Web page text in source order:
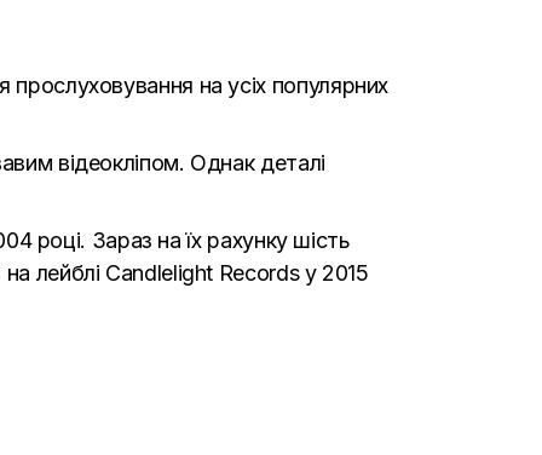
на усіх популярних
відеокліпом. Однак деталі
році. Зараз на їх рахунку шість
лейблі Candlelight Records у 2015